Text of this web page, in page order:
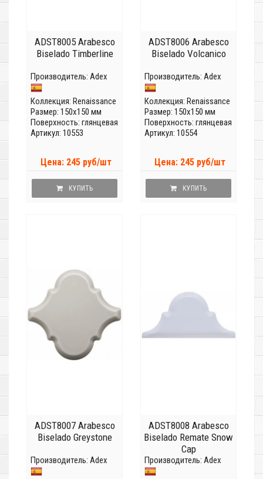
ADST8005 Arabesco
Biselado Timberline
Производитель: Adex
Коллекция: Renaissance
Размер: 150x150 мм
Поверхность: глянцевая
Артикул: 10553
Цена: 245 руб/шт
КУПИТЬ
ADST8006 Arabesco
Biselado Volcanico
Производитель: Adex
Коллекция: Renaissance
Размер: 150x150 мм
Поверхность: глянцевая
Артикул: 10554
Цена: 245 руб/шт
КУПИТЬ
ADST8007 Arabesco
Biselado Greystone
Производитель: Adex
ADST8008 Arabesco
Biselado Remate Snow
Cap
Производитель: Adex